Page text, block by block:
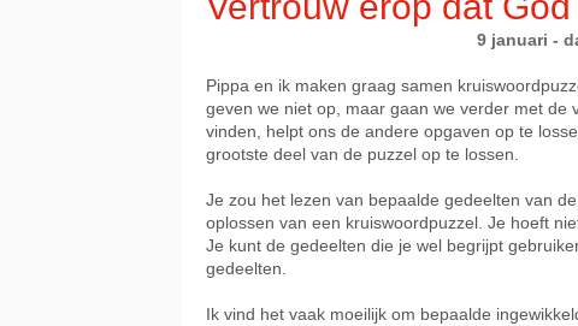
9 januari -
Pippa en ik maken graag samen
geven we niet op, maar gaan we verder met de
vinden, helpt ons de andere opgaven op te
grootste deel van de puzzel op te lossen.
Je zou het lezen van bepaalde gedeelten van
oplossen van een kruiswoordpuzzel. Je hoeft
Je kunt de gedeelten die je wel begrijpt
gedeelten.
Ik vind het vaak moeilijk om bepaalde